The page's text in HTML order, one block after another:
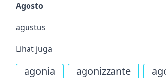
Agosto
agustus
Lihat juga
agonia agonizzante